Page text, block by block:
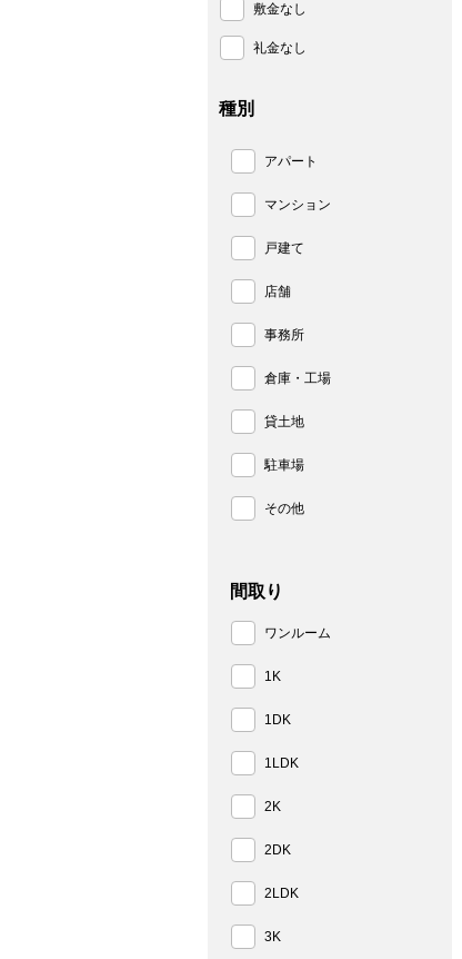
敷金なし
礼金なし
種別
アパート
マンション
戸建て
店舗
事務所
倉庫・工場
貸土地
駐車場
その他
間取り
ワンルーム
1K
1DK
1LDK
2K
2DK
2LDK
3K